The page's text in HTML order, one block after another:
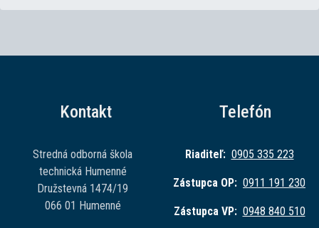
Kontakt
Stredná odborná škola
technická Humenné
Družstevná 1474/19
066 01 Humenné
Telefón
Riaditeľ: 0905 335 223
Zástupca OP: 0911 191 230
Zástupca VP: 0948 840 510